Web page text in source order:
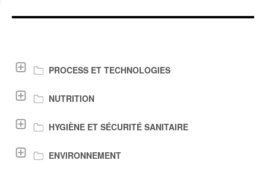
PROCESS ET TECHNOLOGIES
NUTRITION
HYGIÈNE ET SÉCURITÉ SANITAIRE
ENVIRONNEMENT